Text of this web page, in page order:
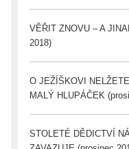
VĚŘIT ZNOVU – A
2018)
O JEŽÍŠKOVI
MALÝ HLUPÁČEK
STOLETÉ DĚDICTVÍ